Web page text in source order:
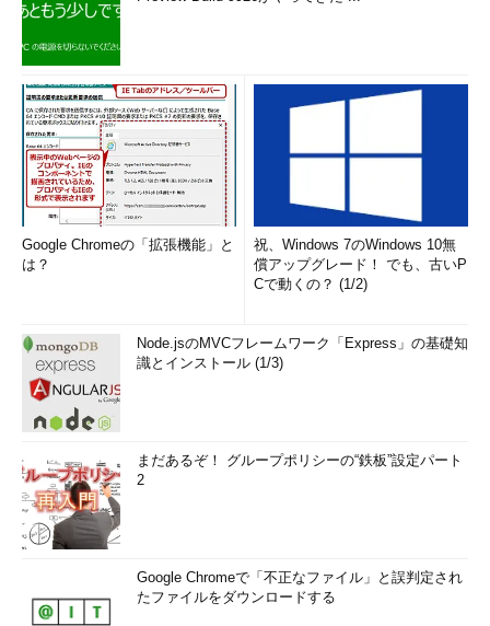
Google Chromeの「拡張機能」と
は？
祝、Windows 7のWindows 10無
償アップグレード！ でも、古いP
Cで動くの？ (1/2)
Node.jsのMVCフレームワーク「Express」の基礎知
識とインストール (1/3)
まだあるぞ！ グループポリシーの“鉄板”設定パート
2
Google Chromeで「不正なファイル」と誤判定され
たファイルをダウンロードする